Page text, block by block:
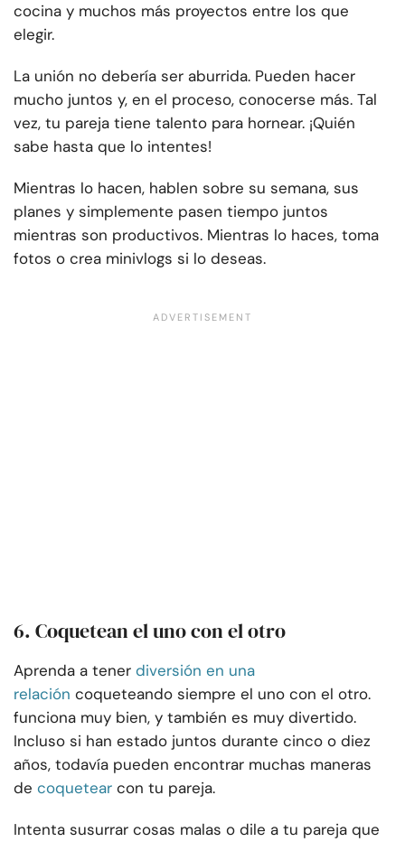
cocina y muchos más proyectos entre los que
elegir.
La unión no debería ser aburrida. Pueden hacer
mucho juntos y, en el proceso, conocerse más. Tal
vez, tu pareja tiene talento para hornear. ¡Quién
sabe hasta que lo intentes!
Mientras lo hacen, hablen sobre su semana, sus
planes y simplemente pasen tiempo juntos
mientras son productivos. Mientras lo haces, toma
fotos o crea minivlogs si lo deseas.
6. Coquetean el uno con el otro
Aprenda a tener diversión en una
relación coqueteando siempre el uno con el otro.
funciona muy bien, y también es muy divertido.
Incluso si han estado juntos durante cinco o diez
años, todavía pueden encontrar muchas maneras
de coquetear con tu pareja.
Intenta susurrar cosas malas o dile a tu pareja que